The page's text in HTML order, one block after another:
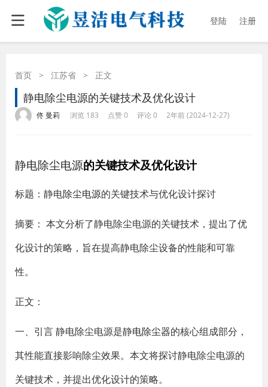
登陆 注册
首页 > 江苏省 > 正文
静电除尘电源的关键技术及优化设计
佟 曼莉 浏览 183 点赞 0 评论 0 2年前 (2024-12-27)
静电除尘电源的关键技术及优化设计
标题：静电除尘电源的关键技术与优化设计探讨
摘要： 本文分析了静电除尘电源的关键技术，提出了优
化设计的策略，旨在提高静电除尘设备的性能和可靠
性。
正文：
一、引言 静电除尘电源是静电除尘器的核心组成部分，
其性能直接影响除尘效果。本文将探讨静电除尘电源的
关键技术，并提出优化设计的策略。